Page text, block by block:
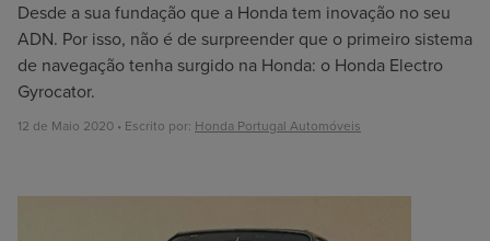
Desde a sua fundação que a Honda tem inovação no seu
ADN. Por isso, não é de surpreender que o primeiro sistema
de navegação tenha surgido na Honda: o Honda Electro
Gyrocator.
12 de Maio 2020 • Escrito por: Honda Portugal Automóveis